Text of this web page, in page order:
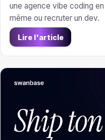
une agence vibe coding
même ou recruter un dev.
Lire l'article